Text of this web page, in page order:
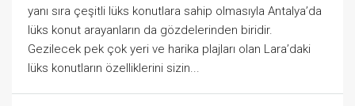
yanı sıra çeşitli lüks konutlara sahip olmasıyla Antalya’da
lüks konut arayanların da gözdelerinden biridir.
Gezilecek pek çok yeri ve harika plajları olan Lara’daki
lüks konutların özelliklerini sizin...